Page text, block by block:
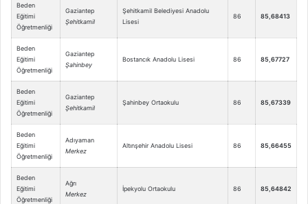
Beden
Eğitimi
Öğretmenliği
Gaziantep
Şehitkamil
Şehitkamil Belediyesi Anadolu
Lisesi
86 85,68413
Beden
Eğitimi
Öğretmenliği
Gaziantep
Şahinbey
Bostancık Anadolu Lisesi 86 85,67727
Beden
Eğitimi
Öğretmenliği
Gaziantep
Şehitkamil
Şahinbey Ortaokulu 86 85,67339
Beden
Eğitimi
Öğretmenliği
Adıyaman
Merkez
Altınşehir Anadolu Lisesi 86 85,66455
Beden
Eğitimi
Öğretmenliği
Ağrı
Merkez
İpekyolu Ortaokulu 86 85,64842